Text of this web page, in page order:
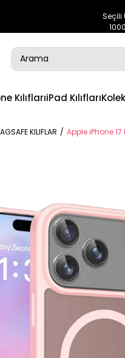
Seçili
KılıflarıiPad Kılıfları
KILIFLAR Apple iPhone